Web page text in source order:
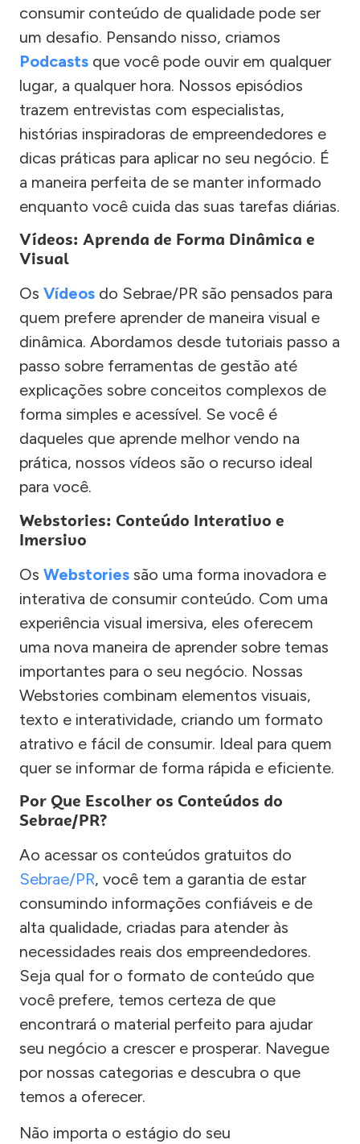
consumir conteúdo de qualidade pode ser
um desafio. Pensando nisso, criamos
Podcasts que você pode ouvir em qualquer
lugar, a qualquer hora. Nossos episódios
trazem entrevistas com especialistas,
histórias inspiradoras de empreendedores e
dicas práticas para aplicar no seu negócio. É
a maneira perfeita de se manter informado
enquanto você cuida das suas tarefas diárias.
Vídeos: Aprenda de Forma Dinâmica e
Visual
Os Vídeos do Sebrae/PR são pensados para
quem prefere aprender de maneira visual e
dinâmica. Abordamos desde tutoriais passo a
passo sobre ferramentas de gestão até
explicações sobre conceitos complexos de
forma simples e acessível. Se você é
daqueles que aprende melhor vendo na
prática, nossos vídeos são o recurso ideal
para você.
Webstories: Conteúdo Interativo e
Imersivo
Os Webstories são uma forma inovadora e
interativa de consumir conteúdo. Com uma
experiência visual imersiva, eles oferecem
uma nova maneira de aprender sobre temas
importantes para o seu negócio. Nossas
Webstories combinam elementos visuais,
texto e interatividade, criando um formato
atrativo e fácil de consumir. Ideal para quem
quer se informar de forma rápida e eficiente.
Por Que Escolher os Conteúdos do
Sebrae/PR?
Ao acessar os conteúdos gratuitos do
Sebrae/PR, você tem a garantia de estar
consumindo informações confiáveis e de
alta qualidade, criadas para atender às
necessidades reais dos empreendedores.
Seja qual for o formato de conteúdo que
você prefere, temos certeza de que
encontrará o material perfeito para ajudar
seu negócio a crescer e prosperar. Navegue
por nossas categorias e descubra o que
temos a oferecer.
Não importa o estágio do seu